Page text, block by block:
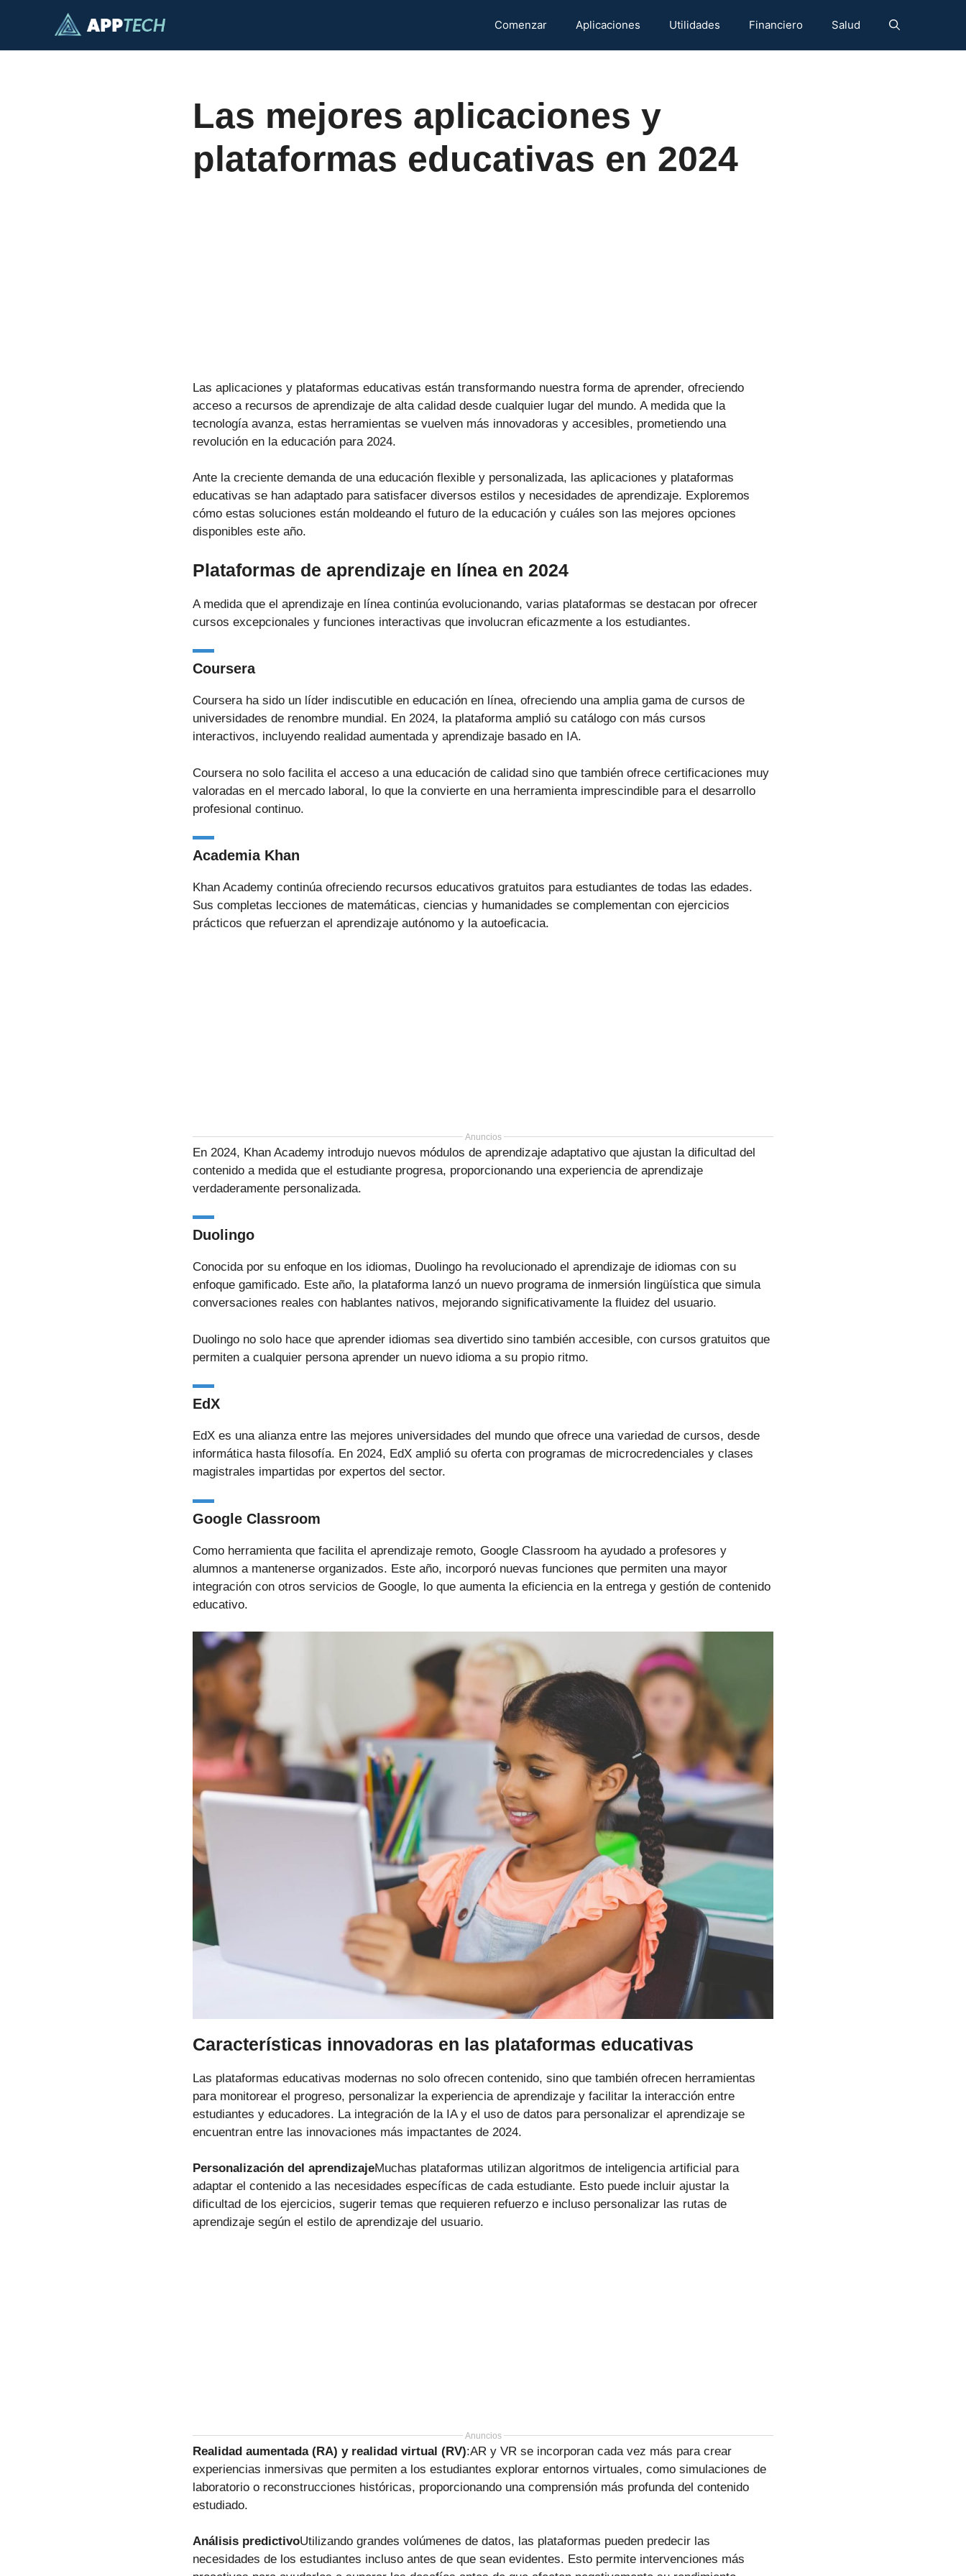
Comenzar Aplicaciones Utilidades Financiero Salud
Las mejores aplicaciones y
plataformas educativas en 2024
Las aplicaciones y plataformas educativas están transformando nuestra forma de aprender, ofreciendo
acceso a recursos de aprendizaje de alta calidad desde cualquier lugar del mundo. A medida que la
tecnología avanza, estas herramientas se vuelven más innovadoras y accesibles, prometiendo una
revolución en la educación para 2024.
Ante la creciente demanda de una educación flexible y personalizada, las aplicaciones y plataformas
educativas se han adaptado para satisfacer diversos estilos y necesidades de aprendizaje. Exploremos
cómo estas soluciones están moldeando el futuro de la educación y cuáles son las mejores opciones
disponibles este año.
Plataformas de aprendizaje en línea en 2024
A medida que el aprendizaje en línea continúa evolucionando, varias plataformas se destacan por ofrecer
cursos excepcionales y funciones interactivas que involucran eficazmente a los estudiantes.
Coursera
Coursera ha sido un líder indiscutible en educación en línea, ofreciendo una amplia gama de cursos de
universidades de renombre mundial. En 2024, la plataforma amplió su catálogo con más cursos
interactivos, incluyendo realidad aumentada y aprendizaje basado en IA.
Coursera no solo facilita el acceso a una educación de calidad sino que también ofrece certificaciones muy
valoradas en el mercado laboral, lo que la convierte en una herramienta imprescindible para el desarrollo
profesional continuo.
Academia Khan
Khan Academy continúa ofreciendo recursos educativos gratuitos para estudiantes de todas las edades.
Sus completas lecciones de matemáticas, ciencias y humanidades se complementan con ejercicios
prácticos que refuerzan el aprendizaje autónomo y la autoeficacia.
Anuncios
En 2024, Khan Academy introdujo nuevos módulos de aprendizaje adaptativo que ajustan la dificultad del
contenido a medida que el estudiante progresa, proporcionando una experiencia de aprendizaje
verdaderamente personalizada.
Duolingo
Conocida por su enfoque en los idiomas, Duolingo ha revolucionado el aprendizaje de idiomas con su
enfoque gamificado. Este año, la plataforma lanzó un nuevo programa de inmersión lingüística que simula
conversaciones reales con hablantes nativos, mejorando significativamente la fluidez del usuario.
Duolingo no solo hace que aprender idiomas sea divertido sino también accesible, con cursos gratuitos que
permiten a cualquier persona aprender un nuevo idioma a su propio ritmo.
EdX
EdX es una alianza entre las mejores universidades del mundo que ofrece una variedad de cursos, desde
informática hasta filosofía. En 2024, EdX amplió su oferta con programas de microcredenciales y clases
magistrales impartidas por expertos del sector.
Google Classroom
Como herramienta que facilita el aprendizaje remoto, Google Classroom ha ayudado a profesores y
alumnos a mantenerse organizados. Este año, incorporó nuevas funciones que permiten una mayor
integración con otros servicios de Google, lo que aumenta la eficiencia en la entrega y gestión de contenido
educativo.
Características innovadoras en las plataformas educativas
Las plataformas educativas modernas no solo ofrecen contenido, sino que también ofrecen herramientas
para monitorear el progreso, personalizar la experiencia de aprendizaje y facilitar la interacción entre
estudiantes y educadores. La integración de la IA y el uso de datos para personalizar el aprendizaje se
encuentran entre las innovaciones más impactantes de 2024.
Personalización del aprendizajeMuchas plataformas utilizan algoritmos de inteligencia artificial para
adaptar el contenido a las necesidades específicas de cada estudiante. Esto puede incluir ajustar la
dificultad de los ejercicios, sugerir temas que requieren refuerzo e incluso personalizar las rutas de
aprendizaje según el estilo de aprendizaje del usuario.
Anuncios
Realidad aumentada (RA) y realidad virtual (RV):AR y VR se incorporan cada vez más para crear
experiencias inmersivas que permiten a los estudiantes explorar entornos virtuales, como simulaciones de
laboratorio o reconstrucciones históricas, proporcionando una comprensión más profunda del contenido
estudiado.
Análisis predictivoUtilizando grandes volúmenes de datos, las plataformas pueden predecir las
necesidades de los estudiantes incluso antes de que sean evidentes. Esto permite intervenciones más